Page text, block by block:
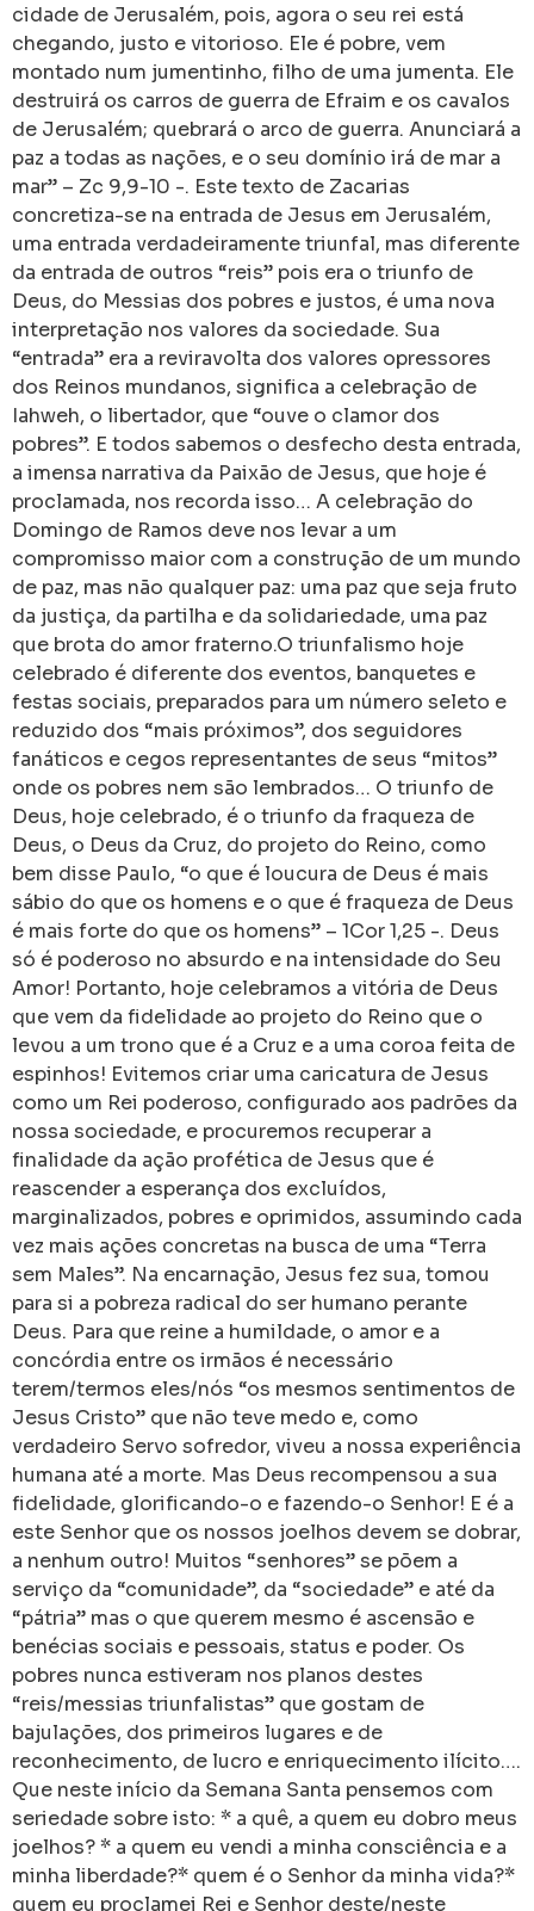
cidade de Jerusalém, pois, agora o seu rei está
chegando, justo e vitorioso. Ele é pobre, vem
montado num jumentinho, filho de uma jumenta. Ele
destruirá os carros de guerra de Efraim e os cavalos
de Jerusalém; quebrará o arco de guerra. Anunciará a
paz a todas as nações, e o seu domínio irá de mar a
mar” – Zc 9,9-10 -. Este texto de Zacarias
concretiza-se na entrada de Jesus em Jerusalém,
uma entrada verdadeiramente triunfal, mas diferente
da entrada de outros “reis” pois era o triunfo de
Deus, do Messias dos pobres e justos, é uma nova
interpretação nos valores da sociedade. Sua
“entrada” era a reviravolta dos valores opressores
dos Reinos mundanos, significa a celebração de
Iahweh, o libertador, que “ouve o clamor dos
pobres”. E todos sabemos o desfecho desta entrada,
a imensa narrativa da Paixão de Jesus, que hoje é
proclamada, nos recorda isso… A celebração do
Domingo de Ramos deve nos levar a um
compromisso maior com a construção de um mundo
de paz, mas não qualquer paz: uma paz que seja fruto
da justiça, da partilha e da solidariedade, uma paz
que brota do amor fraterno.O triunfalismo hoje
celebrado é diferente dos eventos, banquetes e
festas sociais, preparados para um número seleto e
reduzido dos “mais próximos”, dos seguidores
fanáticos e cegos representantes de seus “mitos”
onde os pobres nem são lembrados… O triunfo de
Deus, hoje celebrado, é o triunfo da fraqueza de
Deus, o Deus da Cruz, do projeto do Reino, como
bem disse Paulo, “o que é loucura de Deus é mais
sábio do que os homens e o que é fraqueza de Deus
é mais forte do que os homens” – 1Cor 1,25 -. Deus
só é poderoso no absurdo e na intensidade do Seu
Amor! Portanto, hoje celebramos a vitória de Deus
que vem da fidelidade ao projeto do Reino que o
levou a um trono que é a Cruz e a uma coroa feita de
espinhos! Evitemos criar uma caricatura de Jesus
como um Rei poderoso, configurado aos padrões da
nossa sociedade, e procuremos recuperar a
finalidade da ação profética de Jesus que é
reascender a esperança dos excluídos,
marginalizados, pobres e oprimidos, assumindo cada
vez mais ações concretas na busca de uma “Terra
sem Males”. Na encarnação, Jesus fez sua, tomou
para si a pobreza radical do ser humano perante
Deus. Para que reine a humildade, o amor e a
concórdia entre os irmãos é necessário
terem/termos eles/nós “os mesmos sentimentos de
Jesus Cristo” que não teve medo e, como
verdadeiro Servo sofredor, viveu a nossa experiência
humana até a morte. Mas Deus recompensou a sua
fidelidade, glorificando-o e fazendo-o Senhor! E é a
este Senhor que os nossos joelhos devem se dobrar,
a nenhum outro! Muitos “senhores” se põem a
serviço da “comunidade”, da “sociedade” e até da
“pátria” mas o que querem mesmo é ascensão e
benécias sociais e pessoais, status e poder. Os
pobres nunca estiveram nos planos destes
“reis/messias triunfalistas” que gostam de
bajulações, dos primeiros lugares e de
reconhecimento, de lucro e enriquecimento ilícito….
Que neste início da Semana Santa pensemos com
seriedade sobre isto: * a quê, a quem eu dobro meus
joelhos? * a quem eu vendi a minha consciência e a
minha liberdade?* quem é o Senhor da minha vida?*
quem eu proclamei Rei e Senhor deste/neste